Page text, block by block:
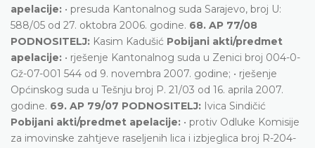
apelacije: • presuda Kantonalnog suda Sarajevo, broj U:
588/05 od 27. oktobra 2006. godine. 68. AP 77/08
PODNOSITELJ: Kasim Kadušić Pobijani akti/predmet
apelacije: • rješenje Kantonalnog suda u Zenici broj 004-0-
Gž-07-001 544 od 9. novembra 2007. godine; • rješenje
Općinskog suda u Tešnju broj P. 21/03 od 16. aprila 2007.
godine. 69. AP 79/07 PODNOSITELJ: Ivica Sindičić
Pobijani akti/predmet apelacije: • protiv Odluke Komisije
za imovinske zahtjeve raseljenih lica i izbjeglica broj R-204-